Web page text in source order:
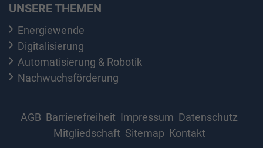
UNSERE THEMEN
Energiewende
Digitalisierung
Automatisierung & Robotik
Nachwuchsförderung
AGB Barrierefreiheit Impressum Datenschutz
Mitgliedschaft Sitemap Kontakt